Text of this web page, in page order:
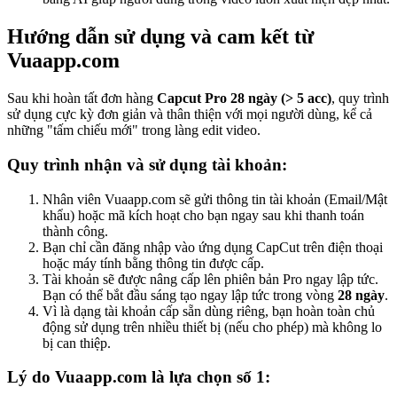
Hướng dẫn sử dụng và cam kết từ
Vuaapp.com
Sau khi hoàn tất đơn hàng Capcut Pro 28 ngày (> 5 acc), quy trình
sử dụng cực kỳ đơn giản và thân thiện với mọi người dùng, kể cả
những "tấm chiếu mới" trong làng edit video.
Quy trình nhận và sử dụng tài khoản:
Nhân viên Vuaapp.com sẽ gửi thông tin tài khoản (Email/Mật
khẩu) hoặc mã kích hoạt cho bạn ngay sau khi thanh toán
thành công.
Bạn chỉ cần đăng nhập vào ứng dụng CapCut trên điện thoại
hoặc máy tính bằng thông tin được cấp.
Tài khoản sẽ được nâng cấp lên phiên bản Pro ngay lập tức.
Bạn có thể bắt đầu sáng tạo ngay lập tức trong vòng 28 ngày.
Vì là dạng tài khoản cấp sẵn dùng riêng, bạn hoàn toàn chủ
động sử dụng trên nhiều thiết bị (nếu cho phép) mà không lo
bị can thiệp.
Lý do Vuaapp.com là lựa chọn số 1: